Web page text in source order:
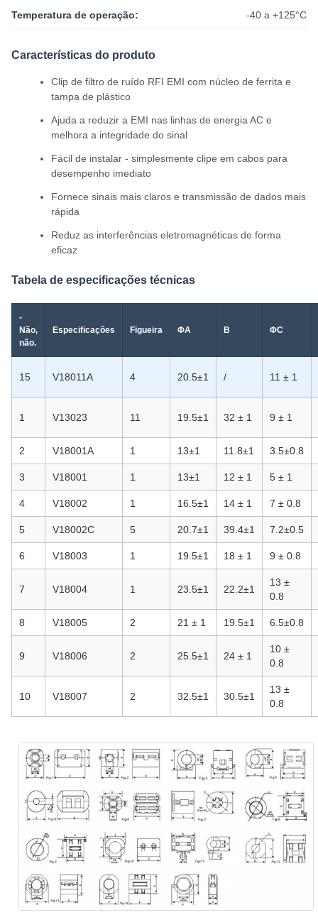
Temperatura de operação: -40 a +125°C
Características do produto
Clip de filtro de ruído RFI EMI com núcleo de ferrita e
tampa de plástico
Ajuda a reduzir a EMI nas linhas de energia AC e
melhora a integridade do sinal
Fácil de instalar - simplesmente clipe em cabos para
desempenho imediato
Fornece sinais mais claros e transmissão de dados mais
rápida
Reduz as interferências eletromagnéticas de forma
eficaz
Tabela de especificações técnicas
-
Não,
não.
Especificações Figueira ΦA B ΦC
15 V18011A 4 20.5±1 / 11 ± 1
1 V13023 11 19.5±1 32 ± 1 9 ± 1
2 V18001A 1 13±1 11.8±1 3.5±0.8
3 V18001 1 13±1 12 ± 1 5 ± 1
4 V18002 1 16.5±1 14 ± 1 7 ± 0.8
5 V18002C 5 20.7±1 39.4±1 7.2±0.5
6 V18003 1 19.5±1 18 ± 1 9 ± 0.8
7 V18004 1 23.5±1 22.2±1
13 ±
0.8
8 V18005 2 21 ± 1 19.5±1 6.5±0.8
9 V18006 2 25.5±1 24 ± 1
10 ±
0.8
10 V18007 2 32.5±1 30.5±1
13 ±
0.8